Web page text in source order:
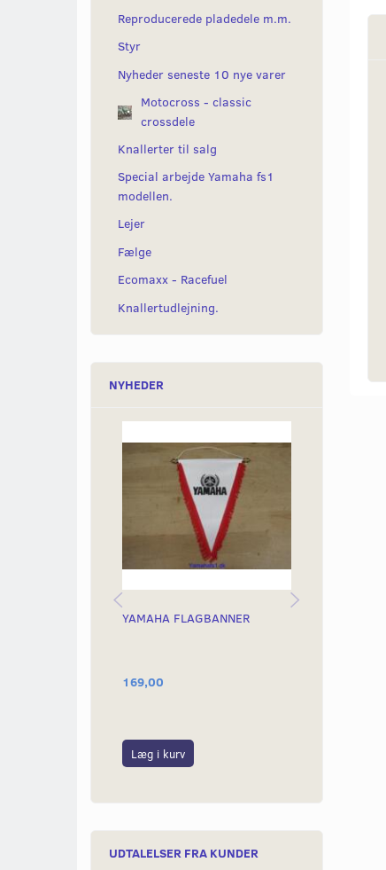
Reproducerede pladedele m.m.
Styr
Nyheder seneste 10 nye varer
Motocross - classic
crossdele
Knallerter til salg
Special arbejde Yamaha fs1
modellen.
Lejer
Fælge
Ecomaxx - Racefuel
Knallertudlejning.
NYHEDER
YAMAHA FLAGBANNER
169,00
Læg i kurv
UDTALELSER FRA KUNDER